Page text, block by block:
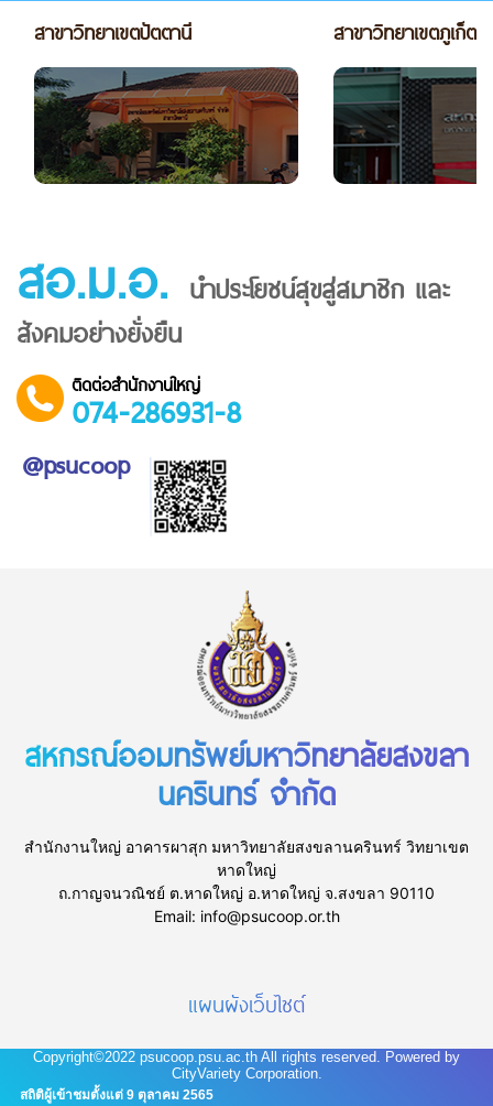
สาขาวิทยาเขตปัตตานี สาขาวิทยาเขตภูเก็ต
วิสัยทัศน์และพันธกิจ
แผนพัฒนาสหกรณ์
สอ.ม.อ.
นำประโยชน์สุขสู่สมาชิก และ
สังคมอย่างยั่งยืน
ติดต่อสำนักงานใหญ่
074-286931-8
@psucoop
สหกรณ์ออมทรัพย์มหาวิทยาลัยสงขลา
นครินทร์ จำกัด
สำนักงานใหญ่ อาคารผาสุก มหาวิทยาลัยสงขลานครินทร์ วิทยาเขต
หาดใหญ่
ถ.กาญจนวณิชย์ ต.หาดใหญ่ อ.หาดใหญ่ จ.สงขลา 90110
Email: info@psucoop.or.th
แผนผังเว็บไซต์
Copyright©2022 psucoop.psu.ac.th All rights reserved. Powered by
CityVariety Corporation.
สถิติผู้เข้าชมตั้งแต่ 9 ตุลาคม 2565